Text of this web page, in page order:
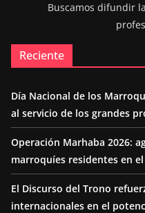
Buscamos difundir
Reciente
Día Nacional de los
al servicio de los grandes
Operación Marhaba 2026:
marroquíes residentes en
El Discurso del Trono
internacionales en el